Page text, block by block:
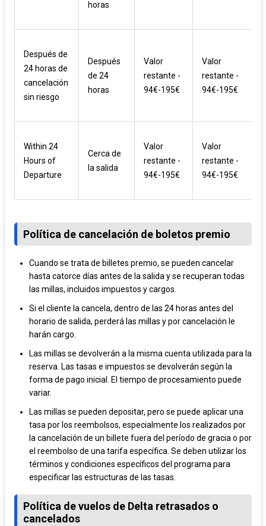
horas
Después de
24 horas de
cancelación
sin riesgo
Después
de 24
horas
Valor
restante -
94€-195€
Valor
restante -
94€-195€
Within 24
Hours of
Departure
Cerca de
la salida
Valor
restante -
94€-195€
Valor
restante -
94€-195€
Política de cancelación de boletos premio
Cuando se trata de billetes premio, se pueden cancelar
hasta catorce días antes de la salida y se recuperan todas
las millas, incluidos impuestos y cargos.
Si el cliente la cancela, dentro de las 24 horas antes del
horario de salida, perderá las millas y por cancelación le
harán cargo.
Las millas se devolverán a la misma cuenta utilizada para la
reserva. Las tasas e impuestos se devolverán según la
forma de pago inicial. El tiempo de procesamiento puede
variar.
Las millas se pueden depositar, pero se puede aplicar una
tasa por los reembolsos, especialmente los realizados por
la cancelación de un billete fuera del período de gracia o por
el reembolso de una tarifa específica. Se deben utilizar los
términos y condiciones específicos del programa para
especificar las estructuras de las tasas.
Política de vuelos de Delta retrasados o
cancelados